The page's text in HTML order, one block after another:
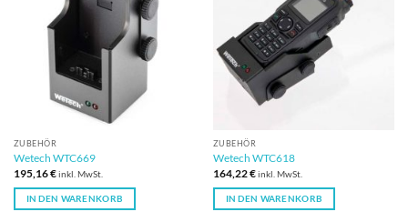
ZUBEHÖR
Wetech WTC669
195,16€inkl. MwSt.
IN DEN WARENKORB
ZUBEHÖR
Wetech WTC618
164,22€inkl. MwSt.
IN DEN WARENKORB